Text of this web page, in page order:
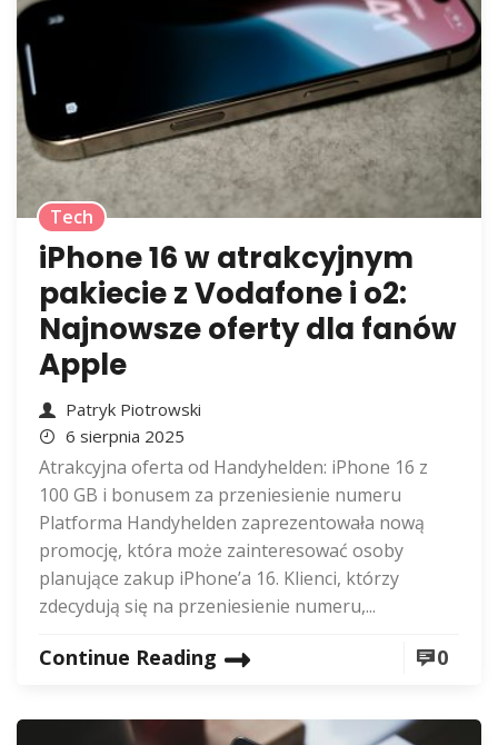
Tech
iPhone 16 w atrakcyjnym
pakiecie z Vodafone i o2:
Najnowsze oferty dla fanów
Apple
Patryk Piotrowski
6 sierpnia 2025
Atrakcyjna oferta od Handyhelden: iPhone 16 z
100 GB i bonusem za przeniesienie numeru
Platforma Handyhelden zaprezentowała nową
promocję, która może zainteresować osoby
planujące zakup iPhone’a 16. Klienci, którzy
zdecydują się na przeniesienie numeru,...
Continue Reading 0